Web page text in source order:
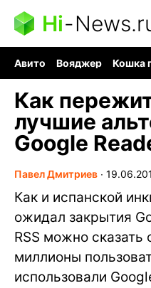
Hi-
Авито Вояджер Кошка
Как
лучшие
Google
Павел Дмитриев ∙
Как и испанской
ожидал закрытия
RSS можно сказать
миллионы
использовали